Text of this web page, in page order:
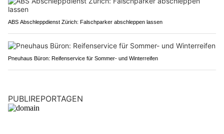
ABS Abschleppdienst Zürich: Falschparker abschleppen lassen
Pneuhaus Büron: Reifenservice für Sommer- und Winterreifen
PUBLIREPORTAGEN